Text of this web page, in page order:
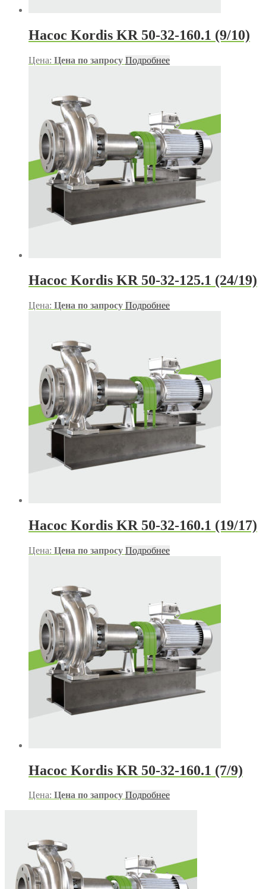
Насос Kordis KR 50-32-160.1 (9/10)
Цена: Цена по запросу Подробнее
Насос Kordis KR 50-32-125.1 (24/19)
Цена: Цена по запросу Подробнее
Насос Kordis KR 50-32-160.1 (19/17)
Цена: Цена по запросу Подробнее
Насос Kordis KR 50-32-160.1 (7/9)
Цена: Цена по запросу Подробнее